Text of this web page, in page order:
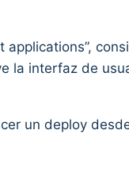
la interfaz de
un deploy